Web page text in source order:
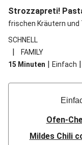
Strozzapreti!
frischen Kräutern und
SCHNELL
|
FAMILY
15 Minuten | Einfach |
Ofen-
Mildes Chili